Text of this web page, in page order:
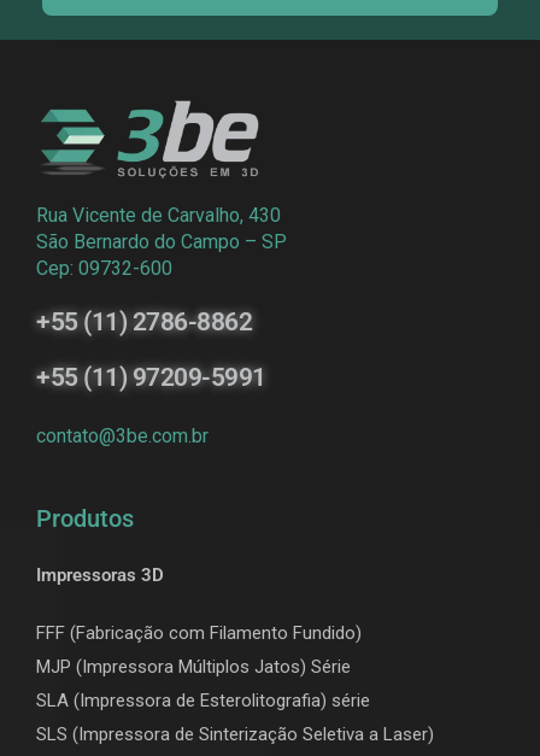
Rua Vicente de Carvalho, 430
São Bernardo do Campo – SP
Cep: 09732-600
+55 (11) 2786-8862
+55 (11) 97209-5991
contato@3be.com.br
Produtos
Impressoras 3D
FFF (Fabricação com Filamento Fundido)
MJP (Impressora Múltiplos Jatos) Série
SLA (Impressora de Esterolitografia) série
SLS (Impressora de Sinterização Seletiva a Laser)